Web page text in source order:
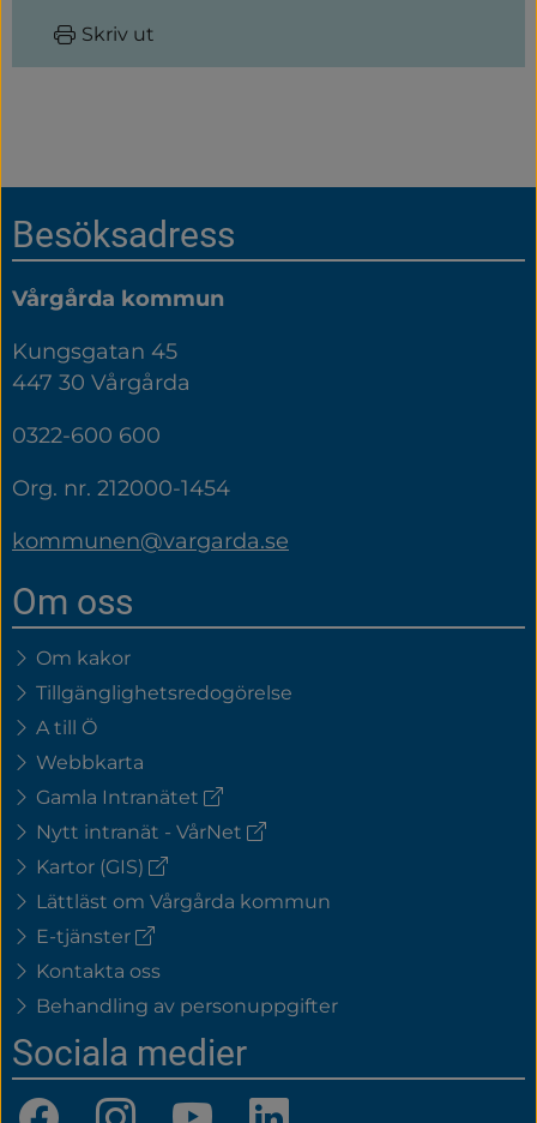
Skriv ut
Sidfot
Besöksadress
Vårgårda kommun
Kungsgatan 45
447 30 Vårgårda
0322-600 600
Org. nr. 212000-1454
kommunen@vargarda.se
Om oss
Om kakor
Tillgänglighetsredogörelse
A till Ö
Webbkarta
Gamla Intranätet (extern
Nytt intranät - VårNet (extern
Kartor (GIS) (extern
länk)
Lättläst om Vårgårda kommun
E-tjänster (extern
Kontakta oss
Behandling av personuppgifter
Sociala medier